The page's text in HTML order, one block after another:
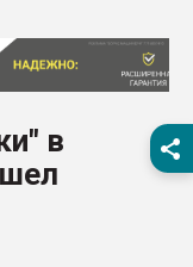
Подмосковье, Москва
28.07.2026
пластмасс
28.07.2026
в